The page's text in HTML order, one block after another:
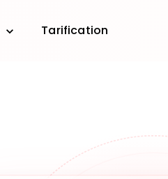
Tarification